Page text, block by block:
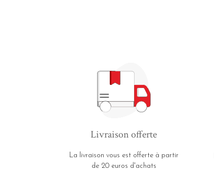
Livraison offerte
La livraison vous est offerte à partir
de 20 euros d'achats